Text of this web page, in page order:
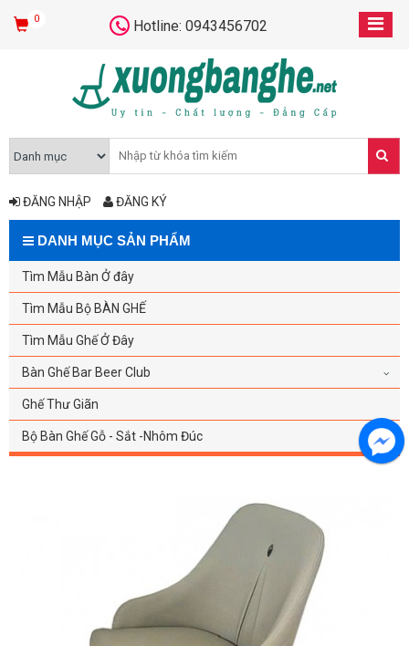
0 Hotline: 0943456702
ĐĂNG NHẬP ĐĂNG KÝ
DANH MỤC SẢN PHẨM
Tìm Mẫu Bàn Ở đây
Tìm Mẫu Bộ BÀN GHẾ
Tìm Mẫu Ghế Ở Đây
Bàn Ghế Bar Beer Club
Ghế Thư Giãn
Bộ Bàn Ghế Gỗ - Sắt -Nhôm Đúc